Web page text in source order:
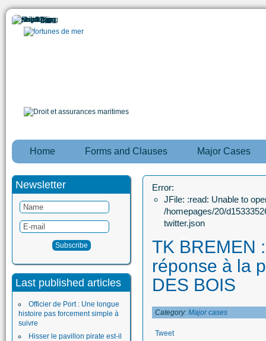
Home Forms and Clauses Major Cases
Newsletter
Last published articles
Officier de Port : Une longue
histoire pas forcement simple à
suivre
Hisser le pavillon pirate est-il
Error:
JFile: :read: Unable to
/homepages/20/
twitter.json
TK BREMEN
réponse à la
DES BOIS
Category: Major cases
Tweet